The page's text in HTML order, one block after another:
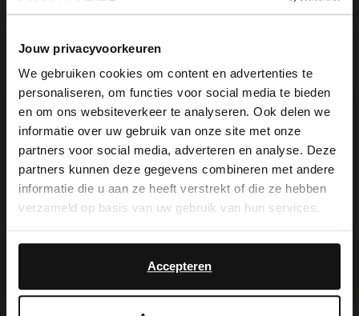
Jouw privacyvoorkeuren
We gebruiken cookies om content en advertenties te
personaliseren, om functies voor social media te bieden
en om ons websiteverkeer te analyseren. Ook delen we
informatie over uw gebruik van onze site met onze
partners voor social media, adverteren en analyse. Deze
partners kunnen deze gegevens combineren met andere
informatie die u aan ze heeft verstrekt of die ze hebben
verzameld op basis van uw gebruik van hun services.
Accepteren
Voor jou erbij gezocht
suède/nubuck spray in transparant.
Alles over dit product
Maattabel
Bezorgen & retour
×
View this website in English?
It looks like your language isn't Dutch. Would
you like to switch to English?
English